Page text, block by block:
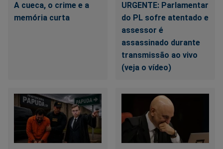
A cueca, o crime e a
memória curta
URGENTE: Parlamentar
do PL sofre atentado e
assessor é
assassinado durante
transmissão ao vivo
(veja o vídeo)